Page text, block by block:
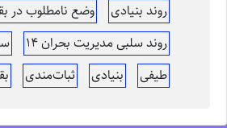
روند بنیادی
وضع نامطلوب در
روند سلبی مدیریت بحران 14
طیفی
بنیادی ثبات‌مندی